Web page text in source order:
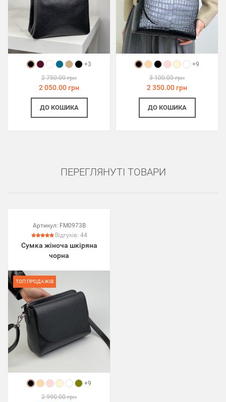
+3
2 750.00 грн
2 050.00 грн
ДО КОШИКА
+9
3 100.00 грн
2 350.00 грн
ДО КОШИКА
ПЕРЕГЛЯНУТІ ТОВАРИ
Артикул: FM0973B
Відгуків: 44
Сумка жіноча шкіряна
чорна
ТОП ПРОДАЖІВ
+9
2 990.00 грн